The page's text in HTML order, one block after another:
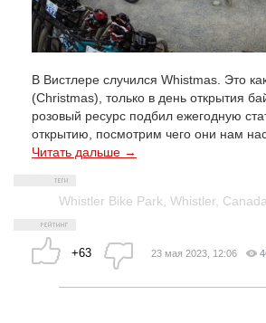
В Вистлере случился Whistmas. Это
(Christmas), только в день открытия
розовый ресурс подбил ежегодную
открытию, посмотрим чего они нам
Читать дальше →
Whistler Bike Park Whistler Canada
+63 23 мая 2023, 12:06